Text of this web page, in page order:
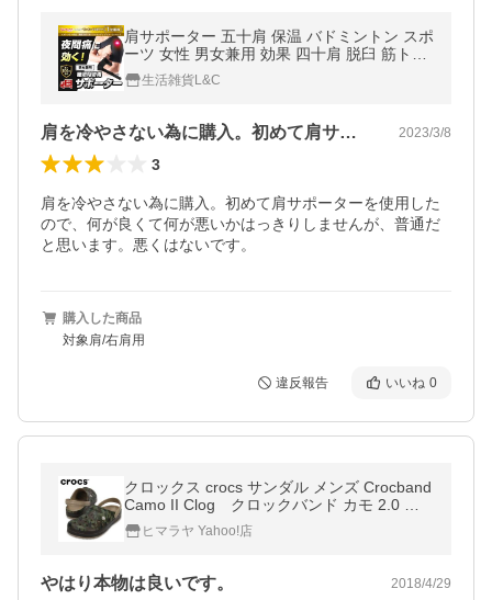
肩サポーター 五十肩 保温 バドミントン スポ
ーツ 女性 男女兼用 効果 四十肩 脱臼 筋トレ
プロテクター
生活雑貨L&C
肩を冷やさない為に購入。初めて肩サポー… 2023/3/8
3
肩を冷やさない為に購入。初めて肩サポーターを使用した
ので、何が良くて何が悪いかはっきりしませんが、普通だ
と思います。悪くはないです。
購入した商品
対象肩/右肩用
違反報告 いいね 0
クロックス crocs サンダル メンズ Crocband
Camo II Clog クロックバンド カモ 2.0 ク
ロッグ 204091-2G9
ヒマラヤ Yahoo!店
やはり本物は良いです。 2018/4/29